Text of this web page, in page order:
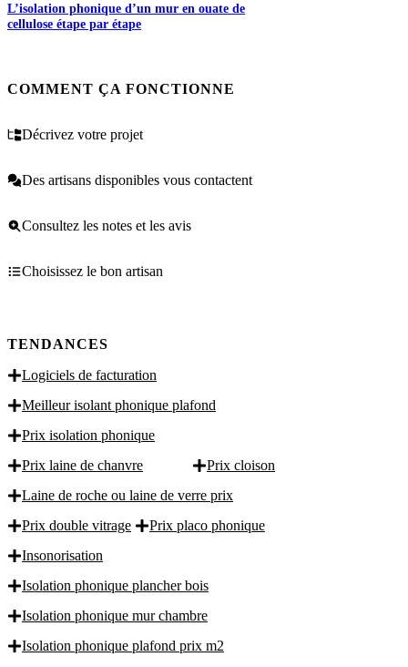
L’isolation phonique d’un mur en ouate de
cellulose étape par étape
COMMENT ÇA FONCTIONNE
Décrivez votre projet
Des artisans disponibles vous contactent
Consultez les notes et les avis
Choisissez le bon artisan
TENDANCES
Logiciels de facturation
Meilleur isolant phonique plafond
Prix isolation phonique
Prix laine de chanvre
Prix cloison
Laine de roche ou laine de verre prix
Prix double vitrage
Prix placo phonique
Insonorisation
Isolation phonique plancher bois
Isolation phonique mur chambre
Isolation phonique plafond prix m2